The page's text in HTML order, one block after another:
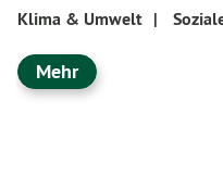
Klima & Umwelt |
Mehr